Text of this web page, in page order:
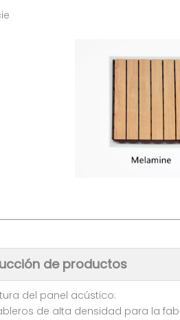
de productos
del panel acústico:
de alta densidad para la